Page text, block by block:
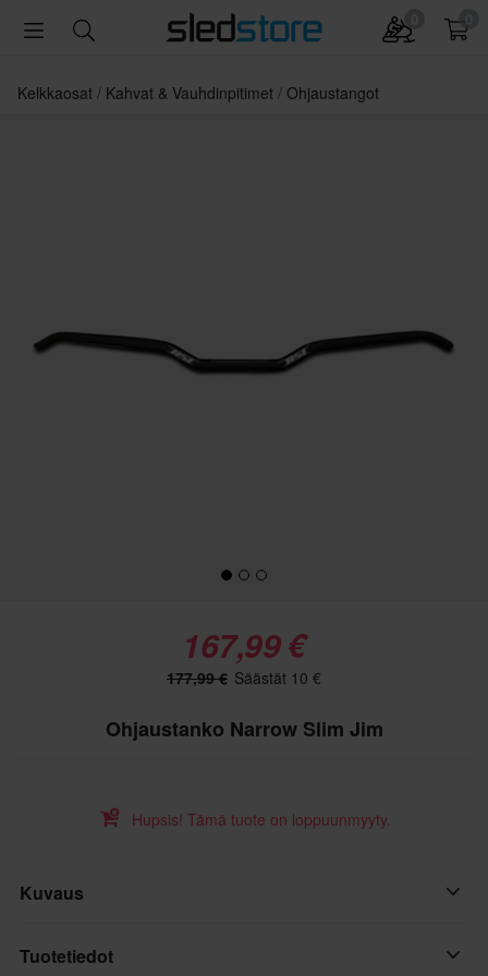
Kelkkaosat Kahvat & Vauhdinpitimet Ohjaustangot
167,99 €
177,99 € Säästät 10 €
Ohjaustanko Narrow Slim Jim
Hupsis! Tämä tuote on loppuunmyyty.
Kuvaus
OHUT OHJAUSTANKO RSI 2222MM 1” NOUSU
Tuotetiedot